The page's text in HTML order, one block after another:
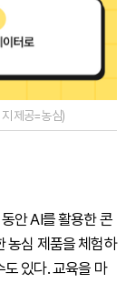
지 제공=농심)
안 AI를 활용한 콘
농심 제품을 체험하
있다. 교육을 마